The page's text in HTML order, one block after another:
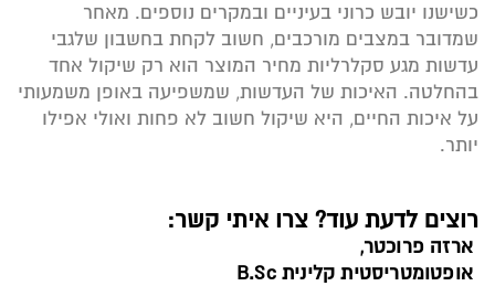
כשישנו יובש כרוני בעיניים ובמקרים נוספים. מאחר
שמדובר במצבים מורכבים, חשוב לקחת בחשבון שלגבי
עדשות מגע סקלרליות מחיר המוצר הוא רק שיקול אחד
בהחלטה. האיכות של העדשות, שמשפיעה באופן משמעותי
על איכות החיים, היא שיקול חשוב לא פחות ואולי אפילו
יותר.
רוצים לדעת עוד? צרו איתי קשר:
ארזה פרוכטר,
אופטומטריסטית קלינית B.Sc